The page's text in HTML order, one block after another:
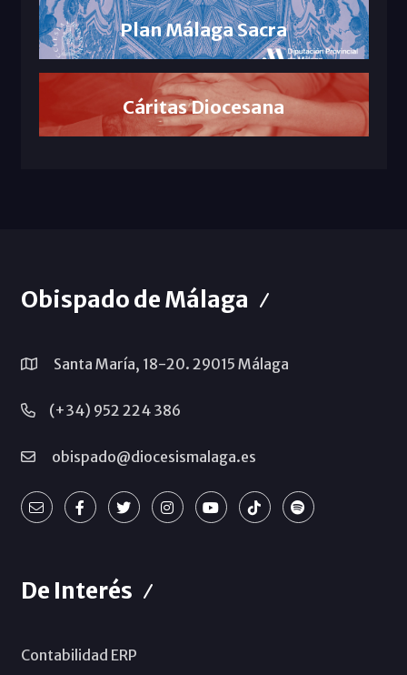
Plan Málaga Sacra
Cáritas Diocesana
Obispado de Málaga
Santa María, 18-20. 29015 Málaga
(+34) 952 224 386
obispado@diocesismalaga.es
De Interés
Contabilidad ERP